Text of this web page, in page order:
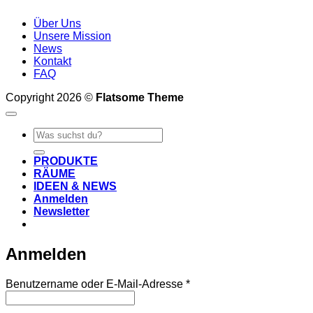
Über Uns
Unsere Mission
News
Kontakt
FAQ
Copyright 2026 © Flatsome Theme
Suche
nach:
PRODUKTE
RÄUME
IDEEN & NEWS
Anmelden
Newsletter
Anmelden
Benutzername oder E-Mail-Adresse *Erforderlich